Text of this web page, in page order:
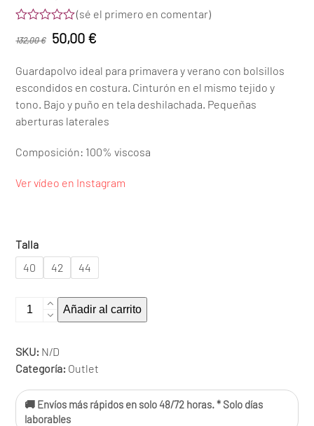
Valorado
con
5
(sé el primero en comentar)
132,00€
El
original
era:
132,00 €.
50,00 €
actual
es:
50,00 €.
Guardapolvo ideal para primavera y verano con bolsillos
escondidos en costura. Cinturón en el mismo tejido y
tono. Bajo y puño en tela deshilachada. Pequeñas
aberturas laterales
Composición: 100% viscosa
Ver vídeo en Instagram
Talla
40
42 44
Chaqueta
Añadir al carrito
SKU: N/D
Categoría: Outlet
🚚 Envíos más rápidos en solo 48/72 horas. * Solo días
laborables